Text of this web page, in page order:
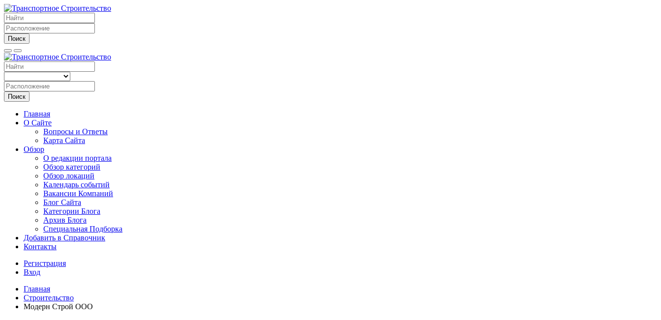
Поиск
Поиск
Главная
О Сайте
Вопросы и Ответы
Карта Сайта
Обзор
О редакции портала
Обзор категорий
Обзор локаций
Календарь событий
Вакансии Компаний
Блог Сайта
Категории Блога
Архив Блога
Специальная Подборка
Добавить в Справочник
Контакты
Регистрация
Вход
Главная
Строительство
Модерн Строй ООО